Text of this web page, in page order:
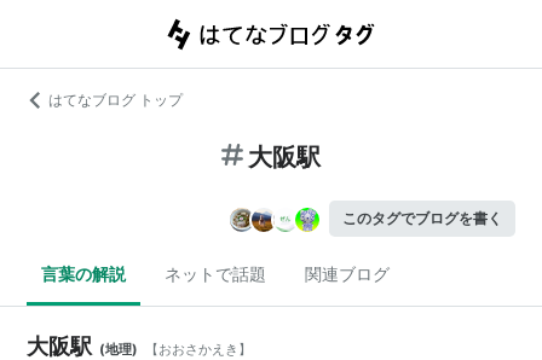
はてなブログ トップ
大阪駅
このタグでブログを書く
言葉の解説 ネットで話題 関連ブログ
大阪駅 (地理) 【おおさかえき 】